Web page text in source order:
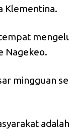
Klementina.
Nagekeo.
mingguan
adalah